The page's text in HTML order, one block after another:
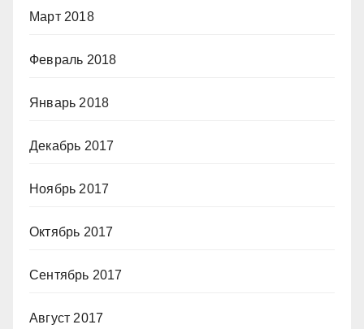
Март 2018
Февраль 2018
Январь 2018
Декабрь 2017
Ноябрь 2017
Октябрь 2017
Сентябрь 2017
Август 2017